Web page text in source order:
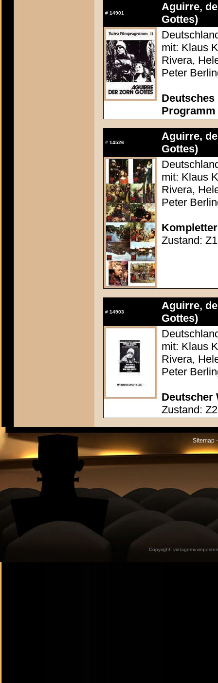
# 14901
Aguirre,
Gottes)
mit: Klaus
Rivera,
Peter
Programm
# 14526
Aguirre,
Gottes)
mit: Klaus
Rivera,
Peter
Zustand: Z1
# 14903
Aguirre,
Gottes)
mit: Klaus
Rivera,
Peter
Deutscher
Zustand: Z2
Sitemap
Copyright: